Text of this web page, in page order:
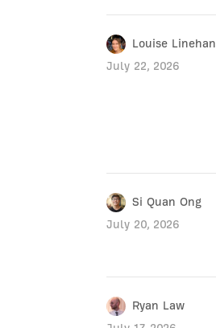
Louise Linehan
July 22, 2026
Si Quan Ong
July 20, 2026
Ryan Law